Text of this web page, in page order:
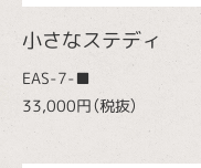
小さなステディ
EAS-7-■
33,000円（税抜）